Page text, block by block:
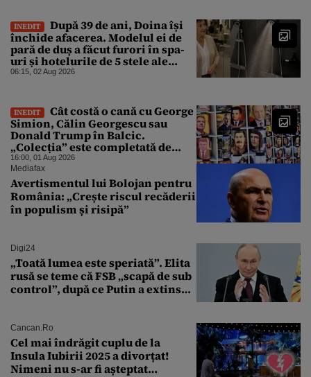
INEDIT
După 39 de ani, Doina își
închide afacerea. Modelul ei de
pară de duș a făcut furori în spa-
uri și hotelurile de 5 stele ale
lumii. Ce nu a mai mers
06:15, 02 Aug 2026
INEDIT
Cât costă o cană cu George
Simion, Călin Georgescu sau
Donald Trump în Balcic.
„Colecția” este completată de
Nicușor Dan, Ceaușescu și Stalin
16:00, 01 Aug 2026
Mediafax
Avertismentul lui Bolojan pentru
România: „Crește riscul recăderii
în populism și risipă”
Digi24
„Toată lumea este speriată”. Elita
rusă se teme că FSB „scapă de sub
control”, după ce Putin a extins
Cancan.ro
Cel mai îndrăgit cuplu de la
Insula Iubirii 2025 a divorțat!
Nimeni nu s-ar fi așteptat